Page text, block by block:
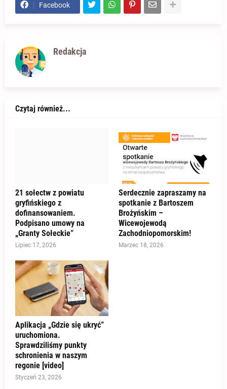
Facebook
Redakcja
Czytaj również...
21 sołectw z powiatu
gryfińskiego z
dofinansowaniem.
Podpisano umowy na
„Granty Sołeckie”
Lipiec 17, 2026
Serdecznie zapraszamy na
spotkanie z Bartoszem
Brożyńskim –
Wicewojewodą
Zachodniopomorskim!
Marzec 18, 2026
Aplikacja „Gdzie się ukryć”
uruchomiona.
Sprawdziliśmy punkty
schronienia w naszym
regonie [video]
Styczeń 23, 2026